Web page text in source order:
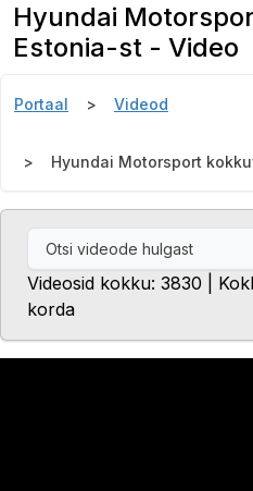
Hyundai
Estonia-st - Video
Portaal Videod
Hyundai Motorsport
Videosid kokku: 3830 |
korda